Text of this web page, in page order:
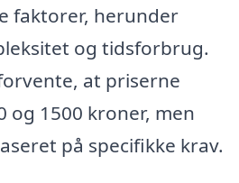
faktorer, herunder
og tidsforbrug.
at priserne
og 1500 kroner, men
på specifikke krav.